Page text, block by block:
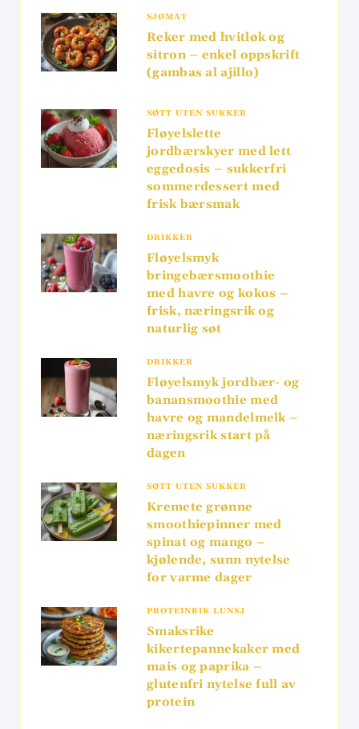
SJØMAT
Reker med hvitløk og
sitron – enkel oppskrift
(gambas al ajillo)
SØTT UTEN SUKKER
Fløyelslette
jordbærskyer med lett
eggedosis – sukkerfri
sommerdessert med
frisk bærsmak
DRIKKER
Fløyelsmyk
bringebærsmoothie
med havre og kokos –
frisk, næringsrik og
naturlig søt
DRIKKER
Fløyelsmyk jordbær- og
banansmoothie med
havre og mandelmelk –
næringsrik start på
dagen
SØTT UTEN SUKKER
Kremete grønne
smoothiepinner med
spinat og mango –
kjølende, sunn nytelse
for varme dager
PROTEINRIK LUNSJ
Smaksrike
kikertepannekaker med
mais og paprika –
glutenfri nytelse full av
protein